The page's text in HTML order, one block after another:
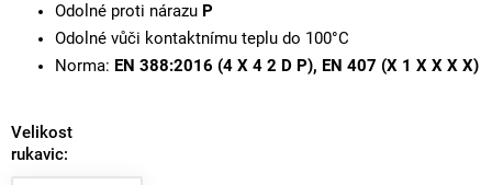
Odolné proti nárazu P
Odolné vůči kontaktnímu teplu do 100°C
Norma: EN 388:2016 (4 X 4 2 D P), EN 407 (X 1 X X X X)
Velikost
rukavic: